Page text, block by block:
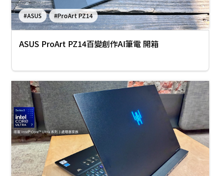
#ASUS #ProArt PZ14
ASUS ProArt PZ14百變創作AI筆電 開箱